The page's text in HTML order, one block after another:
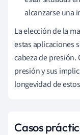
alcanzarse una
La elección de la
estas aplicaciones
cabeza de
presión y sus
longevidad de
Casos